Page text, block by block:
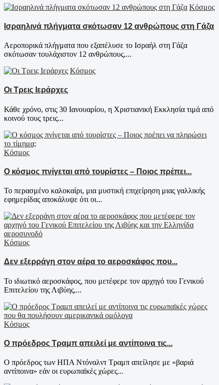
Κόσμος
Ισραηλινά πλήγματα σκότωσαν 12 ανθρώπους στη Γάζα
Αεροπορικά πλήγματα που εξαπέλυσε το Ισραήλ στη Γάζα
σκότωσαν τουλάχιστον 12 ανθρώπους,...
Κόσμος
Οι Τρεις Ιεράρχες
Κάθε χρόνο, στις 30 Ιανουαρίου, η Χριστιανική Εκκλησία τιμά από
κοινού τους τρεις...
Κόσμος
Ο κόσμος πνίγεται από τουρίστες – Ποιος πρέπει...
Το περασμένο καλοκαίρι, μια μυστική επιχείρηση μιας γαλλικής
εφημερίδας αποκάλυψε ότι οι...
Κόσμος
Δεν εξερράγη στον αέρα το αεροσκάφος που...
Το ιδιωτικό αεροσκάφος, που μετέφερε τον αρχηγό του Γενικού
Επιτελείου της Λιβύης,...
Κόσμος
Ο πρόεδρος Τραμπ απειλεί με αντίποινα τις...
Ο πρόεδρος των ΗΠΑ Ντόναλντ Τραμπ απείλησε με «βαριά
αντίποινα» εάν οι ευρωπαϊκές χώρες...